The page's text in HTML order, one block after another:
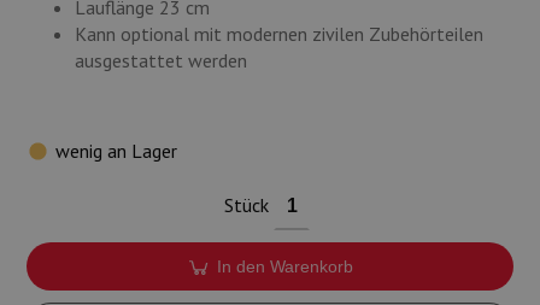
Lauflänge 23 cm
Kann optional mit modernen zivilen Zubehörteilen
ausgestattet werden
wenig an Lager
Stück
In den Warenkorb